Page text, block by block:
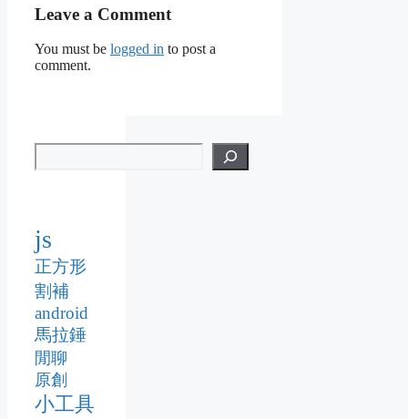
Leave a Comment
You must be logged in to post a
comment.
js
正方形
割補
android
馬拉錘
閒聊
原創
小工具